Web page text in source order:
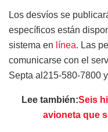
Los desvíos se
específicos están
sistema en línea. Las
comunicarse con el
Septa al215-580-7800
Lee también:Seis
avioneta que